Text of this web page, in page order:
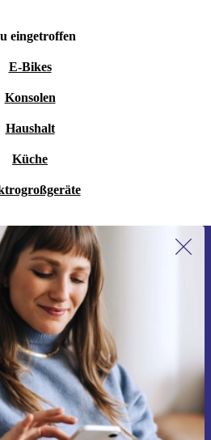
eingetroffen
E-Bikes
Konsolen
Haushalt
Küche
zum Newsletter anmelden,
kein Angebot mehr.
anfordern
personenbezogener Daten findest
.